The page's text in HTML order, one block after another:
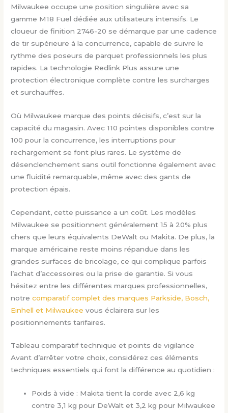
Milwaukee occupe une position singulière avec sa
gamme M18 Fuel dédiée aux utilisateurs intensifs. Le
cloueur de finition 2746-20 se démarque par une cadence
de tir supérieure à la concurrence, capable de suivre le
rythme des poseurs de parquet professionnels les plus
rapides. La technologie Redlink Plus assure une
protection électronique complète contre les surcharges
et surchauffes.
Où Milwaukee marque des points décisifs, c’est sur la
capacité du magasin. Avec 110 pointes disponibles contre
100 pour la concurrence, les interruptions pour
rechargement se font plus rares. Le système de
désenclenchement sans outil fonctionne également avec
une fluidité remarquable, même avec des gants de
protection épais.
Cependant, cette puissance a un coût. Les modèles
Milwaukee se positionnent généralement 15 à 20% plus
chers que leurs équivalents DeWalt ou Makita. De plus, la
marque américaine reste moins répandue dans les
grandes surfaces de bricolage, ce qui complique parfois
l’achat d’accessoires ou la prise de garantie. Si vous
hésitez entre les différentes marques professionnelles,
notrecomparatif complet des marques Parkside, Bosch,
Einhell et Milwaukee vous éclairera sur les
positionnements tarifaires.
Tableau comparatif technique et points de vigilance
Avant d’arrêter votre choix, considérez ces éléments
techniques essentiels qui font la différence au quotidien :
Poids à vide : Makita tient la corde avec 2,6 kg
contre 3,1 kg pour DeWalt et 3,2 kg pour Milwaukee